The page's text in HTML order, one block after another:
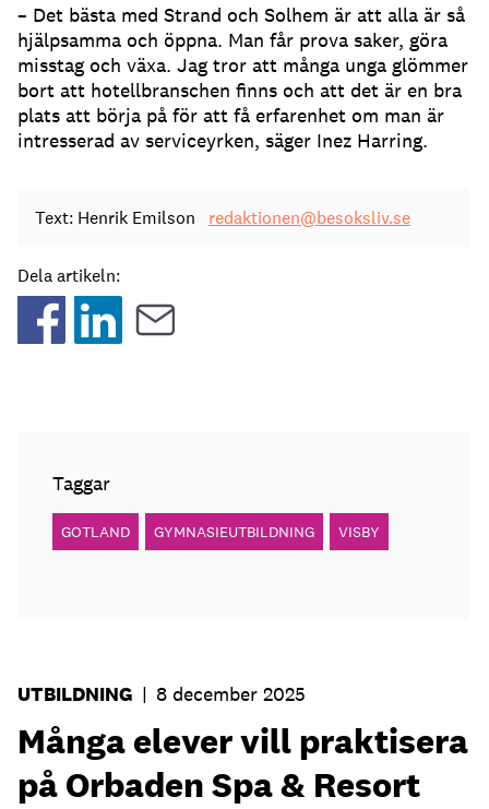
– Det bästa med Strand och Solhem är att alla är så
hjälpsamma och öppna. Man får prova saker, göra
misstag och växa. Jag tror att många unga glömmer
bort att hotellbranschen finns och att det är en bra
plats att börja på för att få erfarenhet om man är
intresserad av serviceyrken, säger Inez Harring.
Text: Henrik Emilson redaktionen@besoksliv.se
Dela artikeln:
Taggar
GOTLAND GYMNASIEUTBILDNING VISBY
UTBILDNING | 8 december 2025
Många elever vill praktisera
på Orbaden Spa & Resort